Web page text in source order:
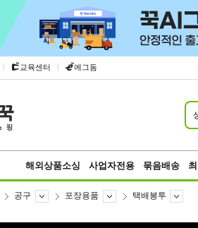
| 교육센터 | 에그돔
해외상품소싱 사업자전용 묶음배송
공구 포장용품 택배봉투